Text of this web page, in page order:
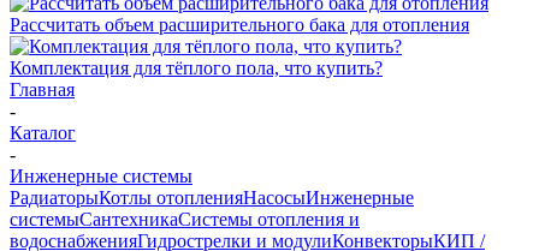
Рассчитать объем расширительного бака для отопления
Комплектация для тёплого пола, что купить?
Главная
-
Каталог
-
Инженерные системы
РадиаторыКотлы отопленияНасосыИнженерные
системыСантехникаСистемы отопления и
водоснабженияГидрострелки и модулиКонвекторыКИП /